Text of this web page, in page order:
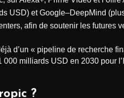
USD) et Google–DeepMind
afin de soutenir les futures
d’un « pipeline de recherche
000 milliards USD en 2030 pour
?